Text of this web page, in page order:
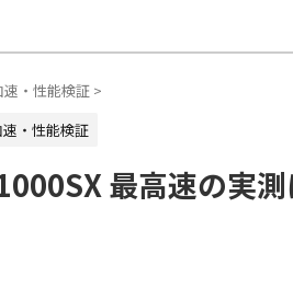
・性能検証 >
・性能検証
最高速の実